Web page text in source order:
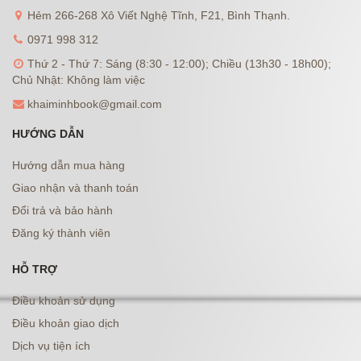
Hẻm 266-268 Xô Viết Nghệ Tĩnh, F21, Bình Thạnh.
0971 998 312
Thứ 2 - Thứ 7: Sáng (8:30 - 12:00); Chiều (13h30 - 18h00);
Chủ Nhật: Không làm việc
khaiminhbook@gmail.com
HƯỚNG DẪN
Hướng dẫn mua hàng
Giao nhận và thanh toán
Đổi trả và bảo hành
Đăng ký thành viên
HỖ TRỢ
Điều khoản sử dụng
Điều khoản giao dịch
Dịch vụ tiện ích